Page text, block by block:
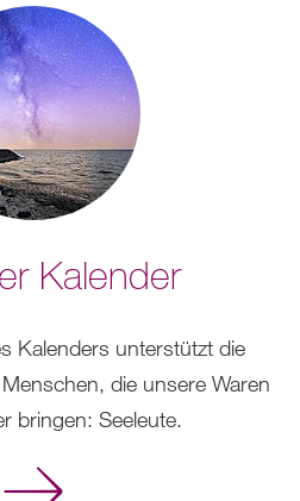
Kalender
Kalenders unterstützt die
die unsere Waren
bringen: Seeleute.